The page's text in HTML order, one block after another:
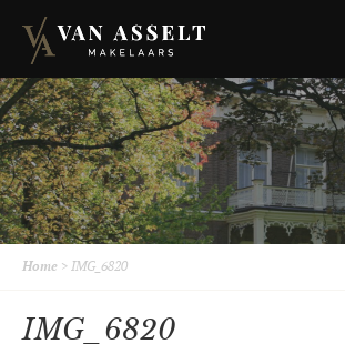
Home > IMG_6820
IMG_6820